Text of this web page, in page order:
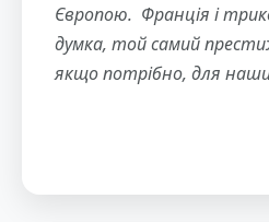
Європою. Франція і
думка, той самий
якщо потрібно, для